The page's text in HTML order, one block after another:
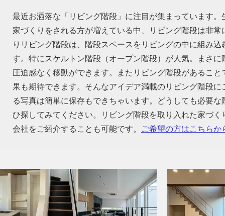
最近お洒落な「リビング階段」に注目が集まっています
家づくりをされる方が増えている中、リビング階段は非
りリビング階段は、階段スペースをリビングの中に組み
す。特にスケルトン階段（オープン階段）が人気。まさ
圧迫感なく移動ができます。またリビング階段があるこ
果も期待できます。そんなアイデア満載のリビング階段
る写真は簡単に保存もできちゃいます。どうしても必要
ひ探してみてください。リビング階段を取り入れた家づ
会社をご紹介することも可能です。
ご希望の方はこちらか